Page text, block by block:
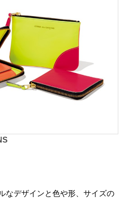
なデザインと色や形、サイズの